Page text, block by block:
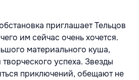
приглашает Тельцов
им сейчас очень хочется.
материального куша,
успеха. Звезды
приключений, обещают не